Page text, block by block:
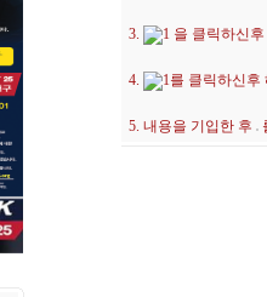
3. 을 클릭하신
4. 를 클릭하신후
5. 내용을 기입한 후